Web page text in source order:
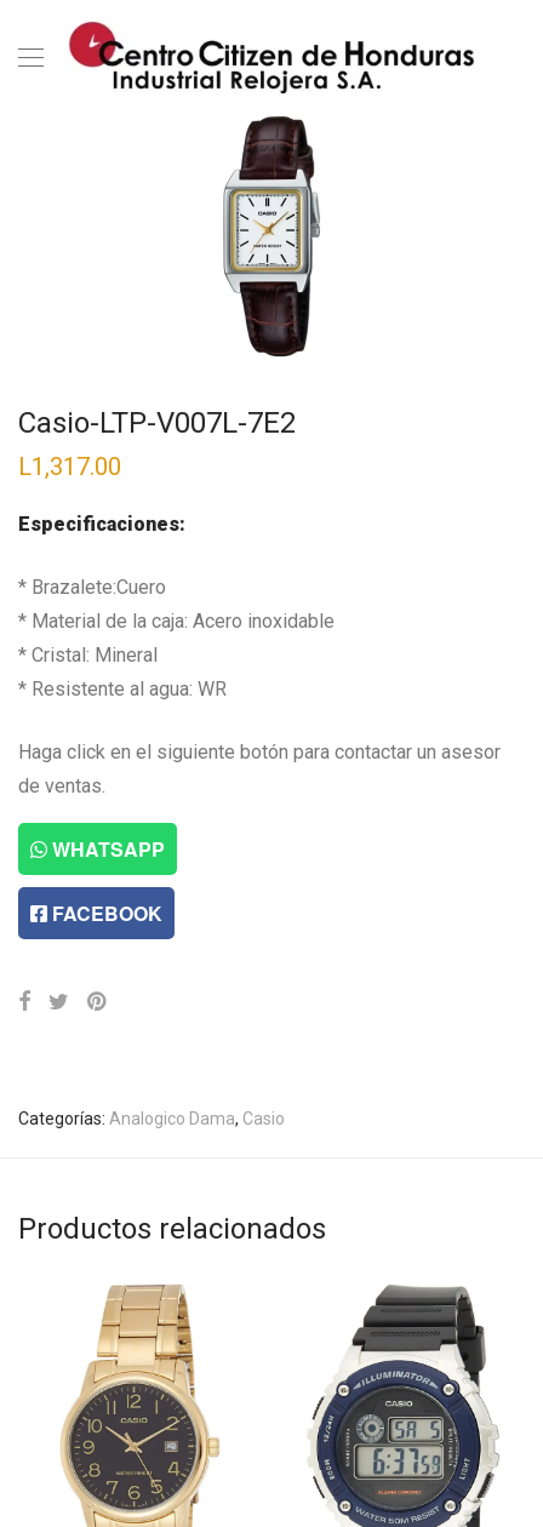
Casio-LTP-V007L-7E2
L1,317.00
Especificaciones:
* Brazalete:Cuero
* Material de la caja: Acero inoxidable
* Cristal: Mineral
* Resistente al agua: WR
Haga click en el siguiente botón para contactar un asesor
de ventas.
WHATSAPP
FACEBOOK
Categorías: Analogico Dama, Casio
Productos relacionados